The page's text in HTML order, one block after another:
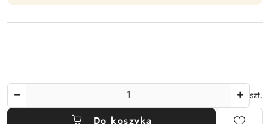
szt.
Do koszyka